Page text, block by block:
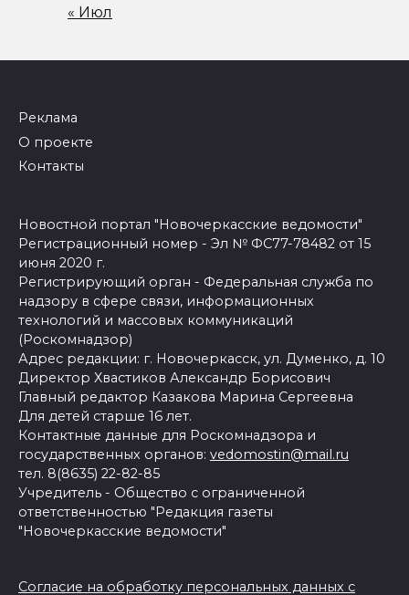
« Июл
Реклама
О проекте
Контакты
Новостной портал "Новочеркасские ведомости"
Регистрационный номер - Эл № ФС77-78482 от 15
июня 2020 г.
Регистрирующий орган - Федеральная служба по
надзору в сфере связи, информационных
технологий и массовых коммуникаций
(Роскомнадзор)
Адрес редакции: г. Новочеркасск, ул. Думенко, д. 10
Директор Хвастиков Александр Борисович
Главный редактор Казакова Марина Сергеевна
Для детей старше 16 лет.
Контактные данные для Роскомнадзора и
государственных органов: vedomostin@mail.ru
тел. 8(8635) 22-82-85
Учредитель - Общество с ограниченной
ответственностью "Редакция газеты
"Новочеркасские ведомости"
Согласие на обработку персональных данных с